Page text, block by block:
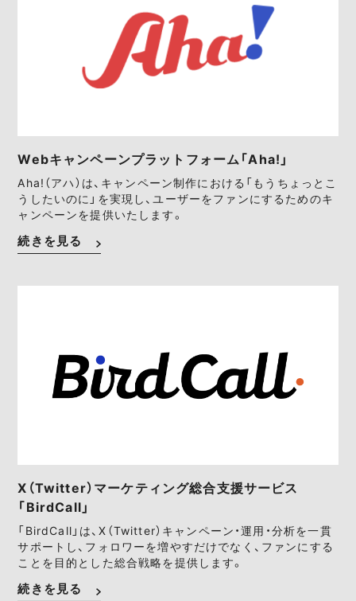
Webキャンペーンプラットフォーム「Aha!」
Aha!（アハ）は、キャンペーン制作における「もうちょっとこ
うしたいのに」を実現し、ユーザーをファンにするためのキ
ャンペーンを提供いたします。
続きを見る
X（Twitter）マーケティング総合支援サービス
「BirdCall」
「BirdCall」は、X（Twitter）キャンペーン・運用・分析を一貫
サポートし、フォロワーを増やすだけでなく、ファンにする
ことを目的とした総合戦略を提供します。
続きを見る